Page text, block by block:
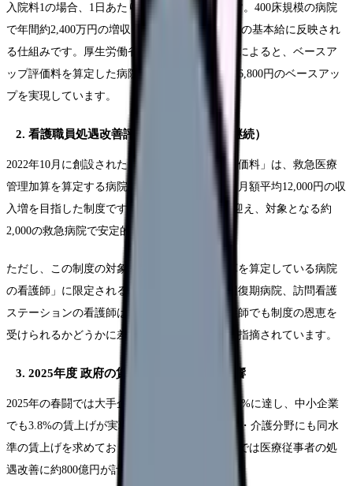
入院料1の場合、1日あたり165円が加算されます。400床規模の病院
で年間約2,400万円の増収となり、これが看護師の基本給に反映され
る仕組みです。厚生労働省の2025年度実態調査によると、ベースア
ップ評価料を算定した病院の看護師は月額平均6,800円のベースアッ
プを実現しています。
2. 看護職員処遇改善評価料（2022年度〜継続）
2022年10月に創設された「看護職員処遇改善評価料」は、救急医療
管理加算を算定する病院の看護職員を対象に、月額平均12,000円の収
入増を目指した制度です。2026年度は4年目を迎え、対象となる約
2,000の救急病院で安定的に算定されています。
ただし、この制度の対象は「救急医療管理加算を算定している病院
の看護師」に限定されるため、クリニックや回復期病院、訪問看護
ステーションの看護師は対象外です。同じ看護師でも制度の恩恵を
受けられるかどうかに差がある点が課題として指摘されています。
3. 2025年度 政府の賃上げ要請と春闘の影響
2025年の春闘では大手企業の賃上げ率が平均5.2%に達し、中小企業
でも3.8%の賃上げが実現しました。政府は医療・介護分野にも同水
準の賃上げを求めており、2026年度の補正予算では医療従事者の処
遇改善に約800億円が計上されています。